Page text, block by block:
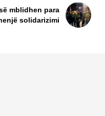
mblidhen para
solidarizimi